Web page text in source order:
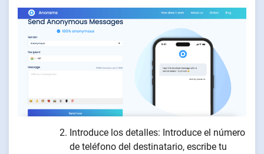
Introduce los detalles: Introduce el número
de teléfono del destinatario, escribe tu